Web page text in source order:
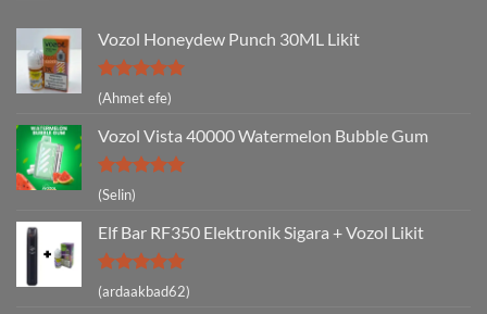
Vozol Honeydew Punch 30ML Likit
5 üzerinden
5
(Ahmet efe)
Vozol Vista 40000 Watermelon Bubble Gum
5 üzerinden
5
oy aldı
(Selin)
Elf Bar RF350 Elektronik Sigara + Vozol Likit
5 üzerinden
5
(ardaakbad62)